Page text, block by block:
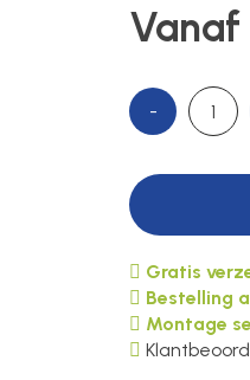
Vanaf
-
Gratis
Bestelling
Montage